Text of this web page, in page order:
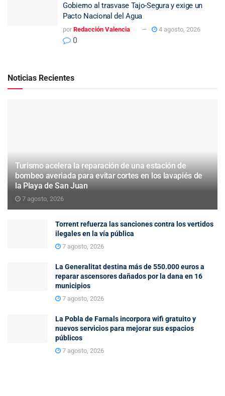
Gobierno al trasvase Tajo-Segura y exige un
Pacto Nacional del Agua
por Redacción Valencia 4 agosto, 2026
0
Noticias Recientes
Turismo acelera la reparación de una estación de
bombeo averiada para evitar cortes en los lavapiés de
la Playa de San Juan
7 agosto, 2026
Torrent refuerza las sanciones contra los vertidos
ilegales en la vía pública
7 agosto, 2026
La Generalitat destina más de 550.000 euros a
reparar ascensores dañados por la dana en 16
municipios
7 agosto, 2026
La Pobla de Farnals incorpora wifi gratuito y
nuevos servicios para mejorar sus espacios
públicos
7 agosto, 2026